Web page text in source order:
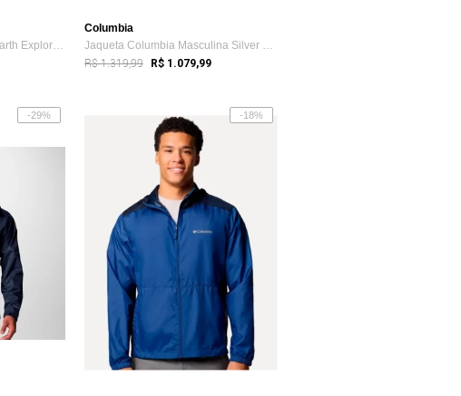
Jaqueta Columbia Rain Earth Explorer 2 S...
Columbia
Jaqueta Columbia Masculina Silver Falls Terracota
R$ 1.319,99 R$ 1.079,99
-29% -18%